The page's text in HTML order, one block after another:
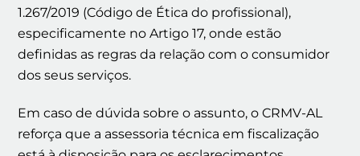
1.267/2019 (Código de Ética do profissional),
especificamente no Artigo 17, onde estão
definidas as regras da relação com o consumidor
dos seus serviços.
Em caso de dúvida sobre o assunto, o CRMV-AL
reforça que a assessoria técnica em fiscalização